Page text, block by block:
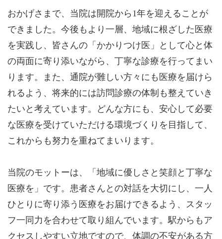
おかげさまで、当院は開院から1年を迎えることが
できました。今後もより一層、地域に根ざした医療
を実践し、皆さんの「かかりつけ医」として心と体
の両面に寄り添いながら、丁寧な診療を行ってまい
ります。また、通院が難しい方々にも医療を届けら
れるよう、将来的には訪問診療の体制も整えていき
たいと考えています。どんな方にも、安心して必要
な医療を受けていただける環境づくりを目指して、
これからも努力を重ねてまいります。
当院のモットーは、「地域に優しさと笑顔と丁寧な
医療を」です。患者さんとの対話を大切にし、一人
ひとりに寄り添う医療をお届けできるよう、スタッ
フ一同力を合わせて取り組んでいます。駅からもア
クセスしやすい立地ですので、体調の不安がある方